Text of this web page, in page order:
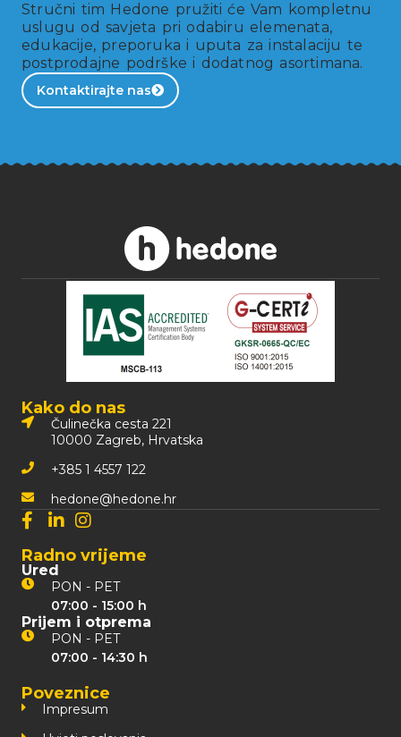
Stručni tim Hedone pružiti će Vam kompletnu
uslugu od savjeta pri odabiru elemenata,
edukacije, preporuka i uputa za instalaciju te
postprodajne podrške i dodatnog asortimana.
Kontaktirajte nas
Kako do nas
Čulinečka cesta 221
10000 Zagreb, Hrvatska
+385 1 4557 122
hedone@hedone.hr
Radno vrijeme
Ured
PON - PET
07:00 - 15:00 h
Prijem i otprema
PON - PET
07:00 - 14:30 h
Poveznice
Impresum